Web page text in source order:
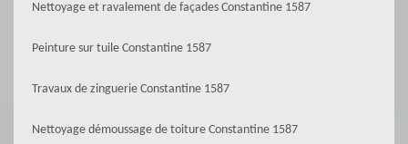
Nettoyage et ravalement de façades Constantine 1587
Peinture sur tuile Constantine 1587
Travaux de zinguerie Constantine 1587
Nettoyage démoussage de toiture Constantine 1587